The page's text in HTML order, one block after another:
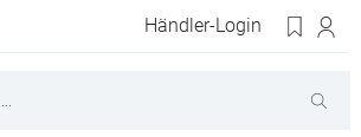
Händler-Login